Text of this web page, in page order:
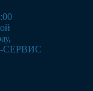
СЕРВИС